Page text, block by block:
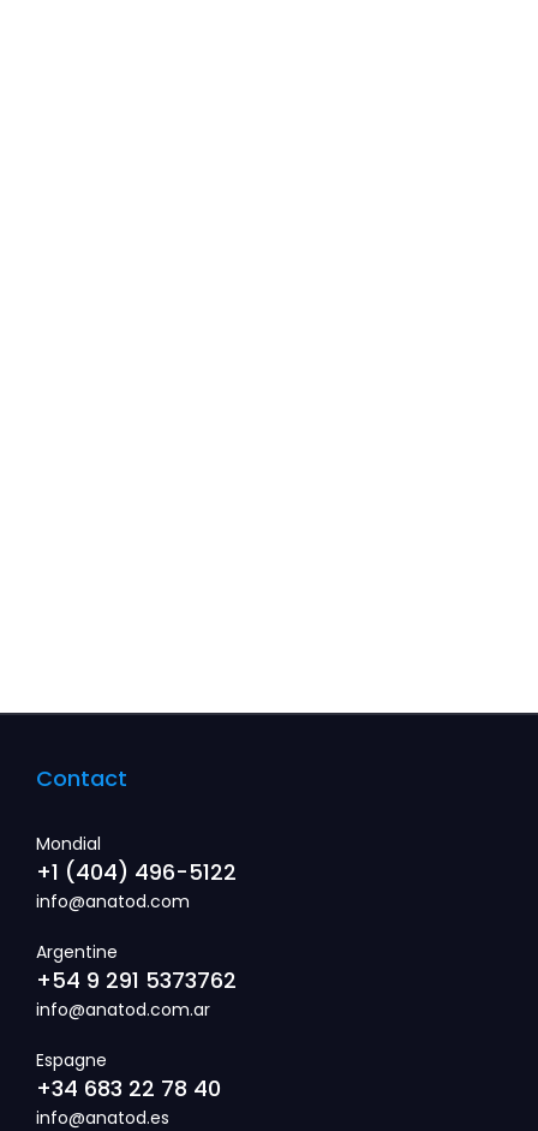
Contact
Mondial
+1 (404) 496-5122
info@anatod.com
Argentine
+54 9 291 5373762
info@anatod.com.ar
Espagne
+34 683 22 78 40
info@anatod.es